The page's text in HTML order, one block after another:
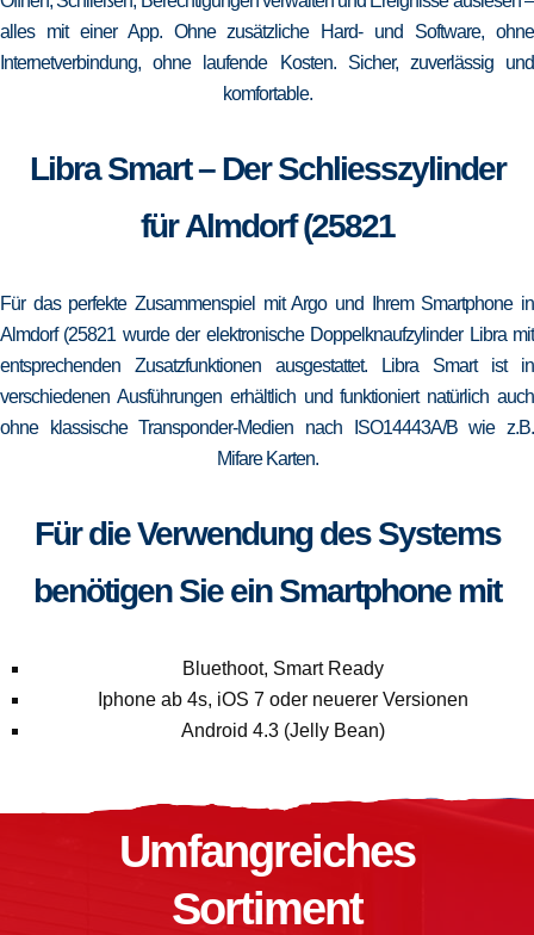
alles mit einer App. Ohne zusätzliche Hard- und Software, ohne
Internetverbindung, ohne laufende Kosten. Sicher, zuverlässig und
komfortable.
Libra Smart – Der Schliesszylinder
für Almdorf (25821
Für das perfekte Zusammenspiel mit Argo und Ihrem Smartphone in
Almdorf (25821 wurde der elektronische Doppelknaufzylinder Libra mit
entsprechenden Zusatzfunktionen ausgestattet. Libra Smart ist in
verschiedenen Ausführungen erhältlich und funktioniert natürlich auch
ohne klassische Transponder-Medien nach ISO14443A/B wie z.B.
Mifare Karten.
Für die Verwendung des Systems
benötigen Sie ein Smartphone mit
Bluethoot, Smart Ready
Iphone ab 4s, iOS 7 oder neuerer Versionen
Android 4.3 (Jelly Bean)
Umfangreiches
Sortiment